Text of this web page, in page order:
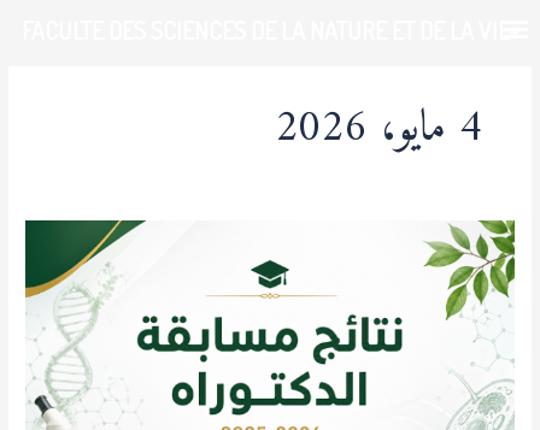
4 مايو، 2026
نتائج
مسابقة
الدكتوراه
2026
بيوتكنولوجيا